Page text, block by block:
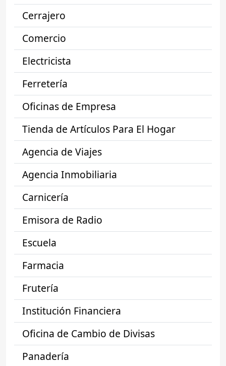
Cerrajero
Comercio
Electricista
Ferretería
Oficinas de Empresa
Tienda de Artículos Para El Hogar
Agencia de Viajes
Agencia Inmobiliaria
Carnicería
Emisora de Radio
Escuela
Farmacia
Frutería
Institución Financiera
Oficina de Cambio de Divisas
Panadería